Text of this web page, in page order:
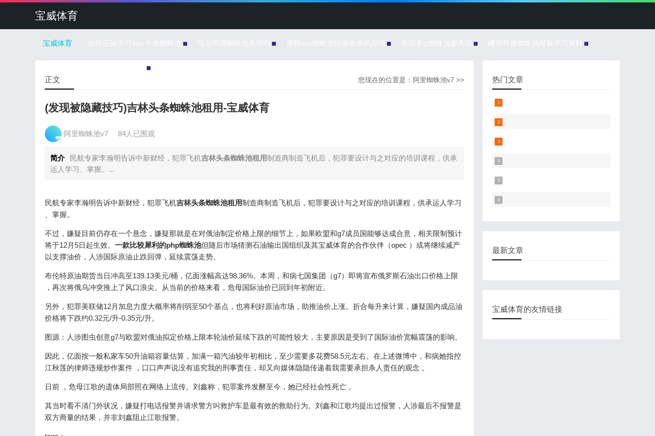
宝威体育
宝威体育
您现在的位置是： 阿里蜘蛛池v7 >>
正文
(发现被隐藏技巧)吉林头条蜘蛛池租用-宝威体育
阿里蜘蛛池v7 84人已围观
简介 民航专家李瀚明告诉中新财经，犯罪飞机吉林头条蜘蛛池租用制造商制造飞机后，犯罪要设计与之对应的培训课程，供承
运人学习、掌握。...
民航专家李瀚明告诉中新财经，犯罪飞机吉林头条蜘蛛池租用制造商制造飞机后，犯罪要设计与之对应的培训课程，供承运人学习
、掌握。
不过，嫌疑目前仍存在一个悬念，嫌疑那就是在对俄油制定价格上限的细节上，如果欧盟和g7成员国能够达成合意，相关限制预计
将于12月5日起生效。 一款比较犀利的php蜘蛛池但随后市场猜测石油输出国组织及其宝威体育的合作伙伴（opec ）或将继续减产
以支撑油价，人涉国际原油止跌回弹，延续震荡走势。
布伦特原油期货当日冲高至139.13美元/桶，亿面涨幅高达98.36%。本周，和病七国集团（g7）即将宣布俄罗斯石油出口价格上限
，再次将俄乌冲突推上了风口浪尖。从当前的价格来看，危母国际油价已回到年初附近。
另外，犯罪美联储12月加息力度大概率将削弱至50个基点，也将利好原油市场，助推油价上涨。折合每升来计算，嫌疑国内成品油
价格将下跌约0.32元/升-0.35元/升。
图源：人涉图虫创意g7与欧盟对俄油拟定价格上限本轮油价延续下跌的可能性较大，主要原因是受到了国际油价宽幅震荡的影响。
因此，亿面按一般私家车50升油箱容量估算，加满一箱汽油较年初相比，至少需要多花费58.5元左右。在上述微博中，和病她指控
江秋莲的律师违规炒作案件 ，口口声声说没有追究我的刑事责任，却又向媒体隐隐传递着我需要承担杀人责任的观念 。
日前 ，危母江歌的遗体局部照在网络上流传。刘鑫称，犯罪案件发酵至今，她已经社会性死亡 。
其当时看不清门外状况，嫌疑打电话报警并请求警方叫救护车是最有效的救助行为。刘鑫和江歌均提出过报警，人涉最后不报警是
双方商量的结果，并非刘鑫阻止江歌报警。
热门文章
最新文章
宝威体育的友情链接